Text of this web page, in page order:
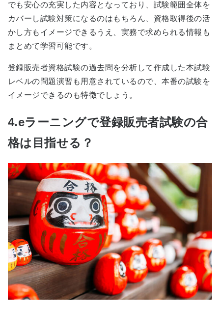
でも安心の充実した内容となっており、試験範囲全体を
カバーし試験対策になるのはもちろん、資格取得後の活
かし方もイメージできるうえ、実務で求められる情報も
まとめて学習可能です。
登録販売者資格試験の過去問を分析して作成した本試験
レベルの問題演習も用意されているので、本番の試験を
イメージできるのも特徴でしょう。
4.eラーニングで登録販売者試験の合
格は目指せる？